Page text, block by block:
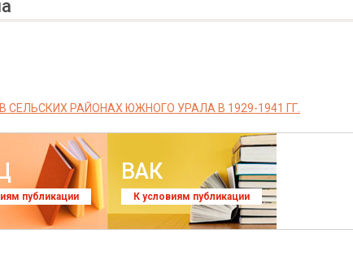
РАЙОНАХ ЮЖНОГО УРАЛА В 1929-1941 ГГ.
публикации
ВАК
К условиям публикации